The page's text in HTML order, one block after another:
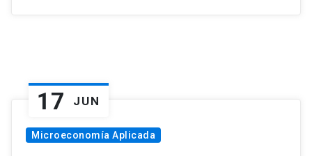
17 JUN
Microeconomía Aplicada